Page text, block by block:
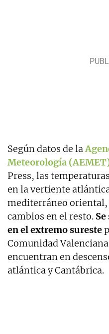
Según datos de la
Meteorología
Press, las
en la vertiente
mediterráneo
cambios en el resto.
en el extremo sureste
Comunidad
encuentran en
atlántica y Cantábrica.